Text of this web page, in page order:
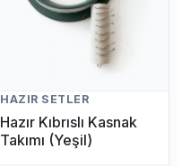
HAZIR SETLER
Hazır Kıbrıslı Kasnak
Takımı (Yeşil)